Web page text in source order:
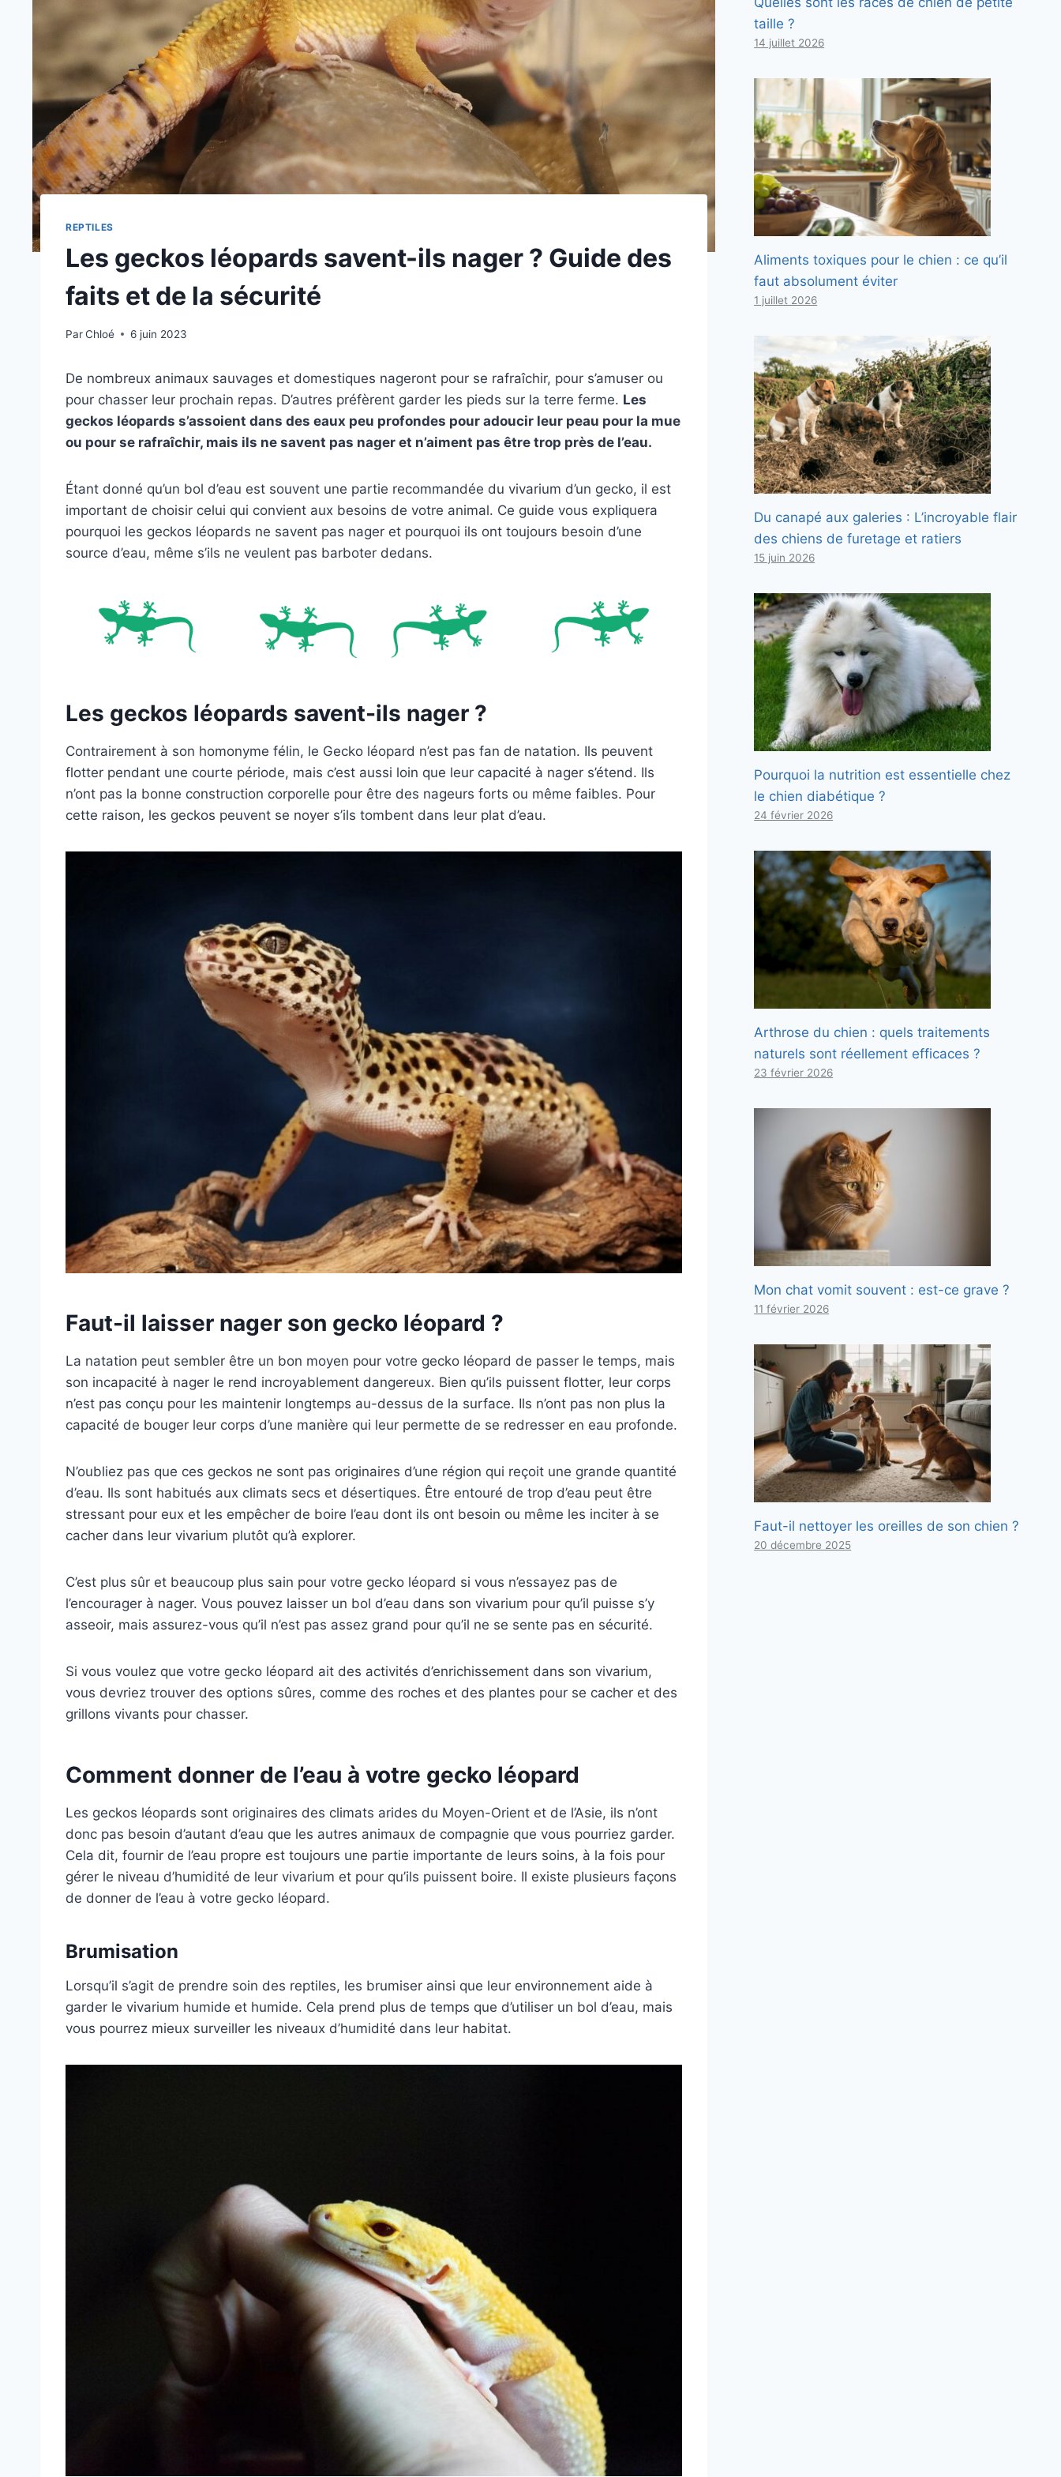
REPTILES
Les geckos léopards savent-ils nager ? Guide des
faits et de la sécurité
ParChloé 6 juin 2023
De nombreux animaux sauvages et domestiques nageront pour se rafraîchir, pour s’amuser ou
pour chasser leur prochain repas. D’autres préfèrent garder les pieds sur la terre ferme. Les
geckos léopards s’assoient dans des eaux peu profondes pour adoucir leur peau pour la mue
ou pour se rafraîchir, mais ils ne savent pas nager et n’aiment pas être trop près de l’eau.
Étant donné qu’un bol d’eau est souvent une partie recommandée du vivarium d’un gecko, il est
important de choisir celui qui convient aux besoins de votre animal. Ce guide vous expliquera
pourquoi les geckos léopards ne savent pas nager et pourquoi ils ont toujours besoin d’une
source d’eau, même s’ils ne veulent pas barboter dedans.
Les geckos léopards savent-ils nager ?
Contrairement à son homonyme félin, le Gecko léopard n’est pas fan de natation. Ils peuvent
flotter pendant une courte période, mais c’est aussi loin que leur capacité à nager s’étend. Ils
n’ont pas la bonne construction corporelle pour être des nageurs forts ou même faibles. Pour
cette raison, les geckos peuvent se noyer s’ils tombent dans leur plat d’eau.
Faut-il laisser nager son gecko léopard ?
La natation peut sembler être un bon moyen pour votre gecko léopard de passer le temps, mais
son incapacité à nager le rend incroyablement dangereux. Bien qu’ils puissent flotter, leur corps
n’est pas conçu pour les maintenir longtemps au-dessus de la surface. Ils n’ont pas non plus la
capacité de bouger leur corps d’une manière qui leur permette de se redresser en eau profonde.
N’oubliez pas que ces geckos ne sont pas originaires d’une région qui reçoit une grande quantité
d’eau. Ils sont habitués aux climats secs et désertiques. Être entouré de trop d’eau peut être
stressant pour eux et les empêcher de boire l’eau dont ils ont besoin ou même les inciter à se
cacher dans leur vivarium plutôt qu’à explorer.
C’est plus sûr et beaucoup plus sain pour votre gecko léopard si vous n’essayez pas de
l’encourager à nager. Vous pouvez laisser un bol d’eau dans son vivarium pour qu’il puisse s’y
asseoir, mais assurez-vous qu’il n’est pas assez grand pour qu’il ne se sente pas en sécurité.
Si vous voulez que votre gecko léopard ait des activités d’enrichissement dans son vivarium,
vous devriez trouver des options sûres, comme des roches et des plantes pour se cacher et des
grillons vivants pour chasser.
Comment donner de l’eau à votre gecko léopard
Les geckos léopards sont originaires des climats arides du Moyen-Orient et de l’Asie, ils n’ont
donc pas besoin d’autant d’eau que les autres animaux de compagnie que vous pourriez garder.
Cela dit, fournir de l’eau propre est toujours une partie importante de leurs soins, à la fois pour
gérer le niveau d’humidité de leur vivarium et pour qu’ils puissent boire. Il existe plusieurs façons
de donner de l’eau à votre gecko léopard.
Brumisation
Lorsqu’il s’agit de prendre soin des reptiles, les brumiser ainsi que leur environnement aide à
garder le vivarium humide et humide. Cela prend plus de temps que d’utiliser un bol d’eau, mais
vous pourrez mieux surveiller les niveaux d’humidité dans leur habitat.
taille ?
14 juillet 2026
Aliments toxiques pour le chien : ce qu’il
faut absolument éviter
1 juillet 2026
Du canapé aux galeries : L’incroyable flair
des chiens de furetage et ratiers
15 juin 2026
Pourquoi la nutrition est essentielle chez
le chien diabétique ?
24 février 2026
Arthrose du chien : quels traitements
naturels sont réellement efficaces ?
23 février 2026
Mon chat vomit souvent : est-ce grave ?
11 février 2026
Faut-il nettoyer les oreilles de son chien ?
20 décembre 2025